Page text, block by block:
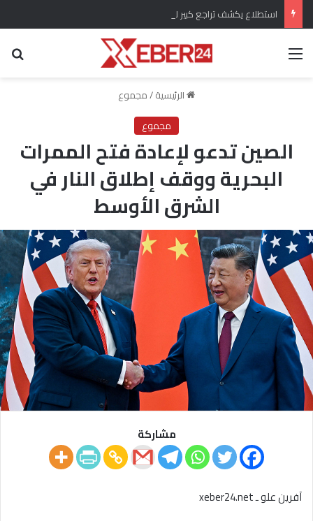
القائمة
الرئيسية/مجموع
مجموع
الصين تدعو لإعادة فتح الممرات
البحرية ووقف إطلاق النار في
الشرق الأوسط
مشاركة
آفرين علو ـ xeber24.net